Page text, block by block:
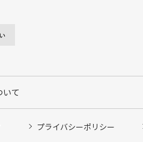
いて
プライバシーポリシー
の他ピット作業の予約